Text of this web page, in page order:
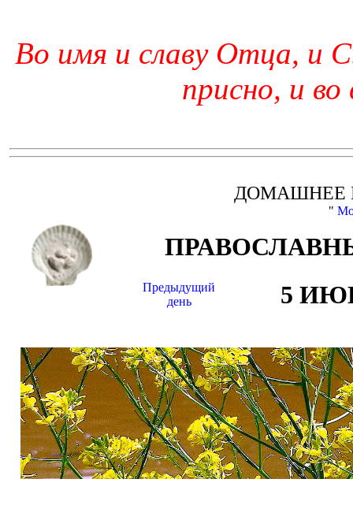
Во имя и славу Отца, и
присно, и во
ДОМАШНЕЕ
"
Предыдущий
день
5